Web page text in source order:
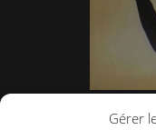
Gérer
Body